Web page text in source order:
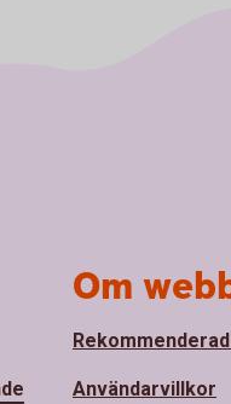
Om
Användarvillkor